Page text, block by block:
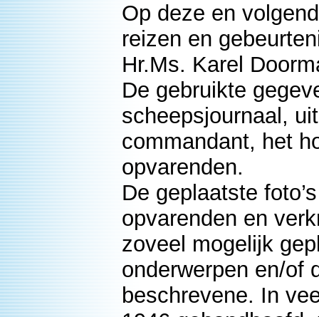
Op deze en
reizen en
Hr.Ms. Karel
De gebruikte
scheepsjournaal,
commandant, het
opvarenden.
De geplaatste
opvarenden en
zoveel mogelijk
onderwerpen en/of
beschrevene. In